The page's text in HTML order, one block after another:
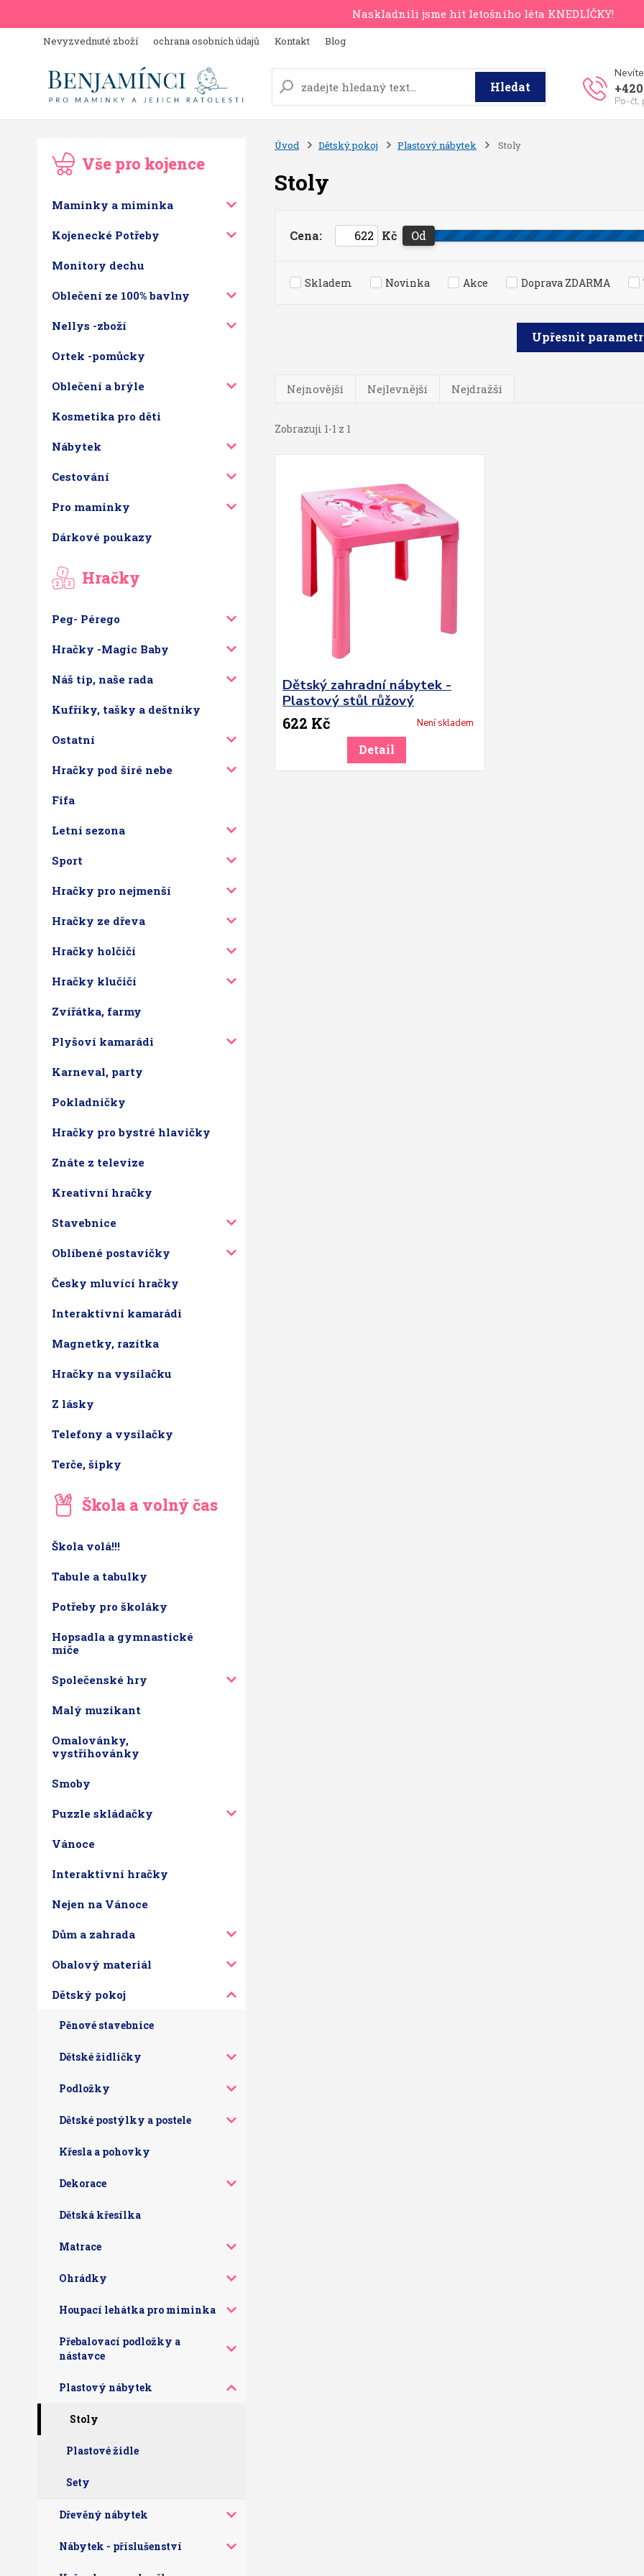
Naskladnili jsme hit letošního léta KNEDLÍČKY!
Nevyzvednuté zboží ochrana osobních údajů Kontakt Blog
Hledat
Po-čt,
Vše pro kojence
Maminky a miminka
Kojenecké Potřeby
Monitory dechu
Oblečení ze 100% bavlny
Nellys -zboží
Ortek -pomůcky
Oblečení a brýle
Kosmetika pro děti
Nábytek
Cestování
Pro maminky
Dárkové poukazy
Hračky
Peg- Pérego
Hračky -Magic Baby
Náš tip, naše rada
Kufříky, tašky a deštníky
Ostatní
Hračky pod širé nebe
Fifa
Letní sezona
Sport
Hračky pro nejmenší
Hračky ze dřeva
Hračky holčičí
Hračky klučičí
Zvířátka, farmy
Plyšoví kamarádi
Karneval, party
Pokladničky
Hračky pro bystré hlavičky
Znáte z televize
Kreativní hračky
Stavebnice
Oblíbené postavičky
Česky mluvící hračky
Interaktivní kamarádi
Magnetky, razítka
Hračky na vysílačku
Z lásky
Telefony a vysílačky
Terče, šipky
Škola a volný čas
Škola volá!!!
Tabule a tabulky
Potřeby pro školáky
Hopsadla a gymnastické
míče
Společenské hry
Malý muzikant
Omalovánky,
vystřihovánky
Smoby
Puzzle skládačky
Vánoce
Interaktivní hračky
Nejen na Vánoce
Dům a zahrada
Obalový materiál
Dětský pokoj
Pěnové stavebnice
Dětské židličky
Podložky
Dětské postýlky a postele
Křesla a pohovky
Dekorace
Dětská křesílka
Matrace
Ohrádky
Houpací lehátka pro miminka
Přebalovací podložky a
nástavce
Plastový nábytek
Stoly
Plastové židle
Sety
Dřevěný nábytek
Nábytek - příslušenství
Úvod Dětský pokoj Plastový nábytek Stoly
Stoly
Upřesnit
Cena: Kč Od
Skladem Novinka Akce Doprava ZDARMA
Nejnovější Nejlevnější Nejdražší
Zobrazuji 1-1 z 1
Dětský zahradní nábytek -
Plastový stůl růžový
622 Kč
Není skladem
Detail